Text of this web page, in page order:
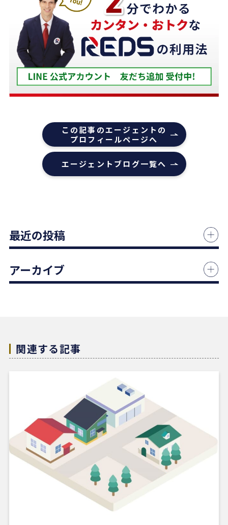
担当の下山さんには大変お世話になりました。
築年数が厳しい条件の中、数々の条件を伝えたとこ
ろ、適切かつ具体的に提案していただきました。
下山さんの人柄も安心でき、打ち合わせの時に、冗
談や笑い話が多く、不動産売却のことを忘れてしま
うほどでした。
また色々な相談もすぐ迅速に対応していただ感謝し
ております。
また機会があれば是非REDSを利用したいし、紹介
していきたいと思います。
エージェントの指名は下山さんをオススメします！
本当にありがとうございました！
担当の志水様は、ベテランならではの豊富な知識で
市場動向や適正価格を丁寧に解説してくださり、終
何より素晴らしいと感じたのは、情報の囲い込み等
を一切行わないという徹底した透明性です。この誠
ています。知人にも自信を持って紹介できる不動産
会社様です。
4 か月前
REDSは、自分でSUUMOなどを使って物件検索がで
きる人にはおすすめだと感じました。
他の不動産会社にも行きましたが、こちらの希望に
寄り添うというより、不動産会社側が売りたい物件
を勧められているように感じることもありました。
その点、REDSは自分で見つけた物件を軸に進めや
すいのがよかったです。
一方で、自分が望む物件像がまだ明確でない人や、
この記事のエージェントの
プロフィールページへ
エージェントブログ一覧へ
最近の投稿
アーカイブ
関連する記事